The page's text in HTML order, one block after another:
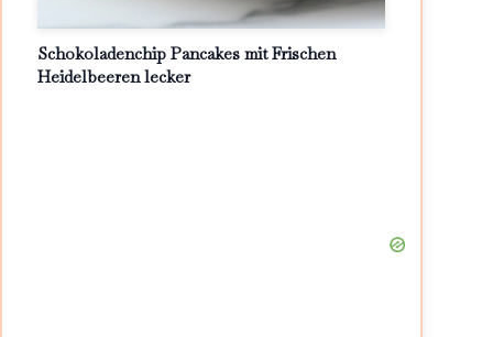
Schokoladenchip Pancakes mit Frischen
Heidelbeeren lecker